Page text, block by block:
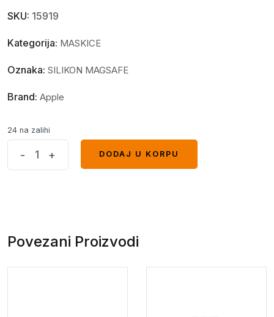
SKU: 15919
Kategorija: MASKICE
Oznaka: SILIKON MAGSAFE
Brand: Apple
24 na zalihi
crvena
- +
DODAJ U KORPU
Povezani Proizvodi